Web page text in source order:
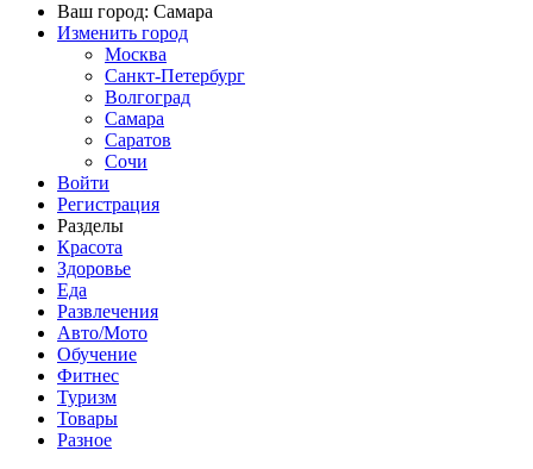
Ваш город: Самара
Изменить город
Москва
Санкт-Петербург
Волгоград
Самара
Саратов
Сочи
Войти
Регистрация
Разделы
Красота
Здоровье
Еда
Развлечения
Авто/Мото
Обучение
Фитнес
Туризм
Товары
Разное